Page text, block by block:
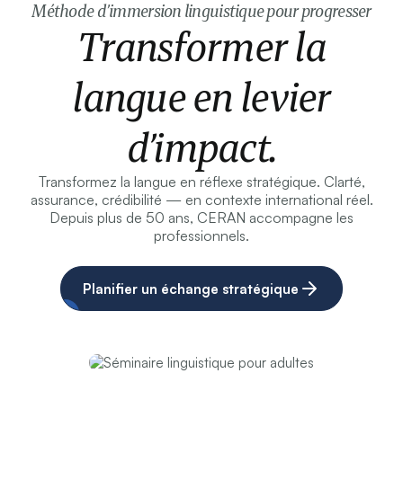
Méthode d’immersion linguistique pour progresser
Transformer la
langue en levier
d’impact.
Transformez la langue en réflexe stratégique. Clarté,
assurance, crédibilité — en contexte international réel.
Depuis plus de 50 ans, CERAN accompagne les
professionnels.
Planifier un échange stratégique